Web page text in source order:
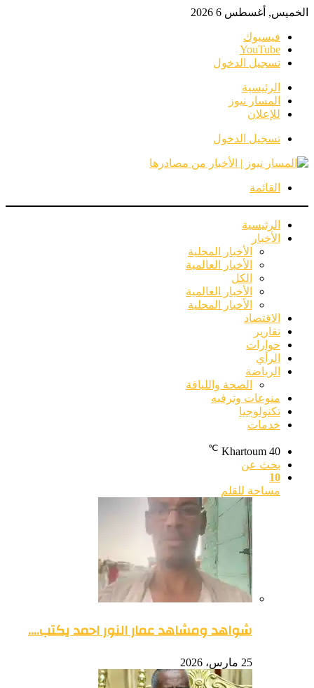
الخميس, أغسطس 6 2026
فيسبوك
‫YouTube
تسجيل الدخول
الرئيسية
المسار نيوز
للإعلان
تسجيل الدخول
القائمة
الرئيسية
الأخبار
الأخبار المحلية
الأخبار العالمية
الكل
الأخبار العالمية
الأخبار المحلية
الاقتصاد
تقارير
حوارات
الرأي
الرياضة
الصحة واللياقة
منوعات وترفيه
تكنولوجيا
خدمات
Khartoum 40
℃
بحث عن
10
مساحة للقلم
شواهد ومشاهد عمار النور احمد يكتب….
25 مارس، 2026